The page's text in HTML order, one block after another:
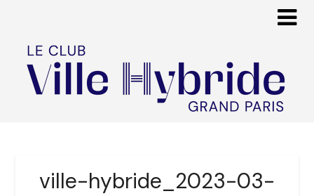
ville-hybride_2023-03-